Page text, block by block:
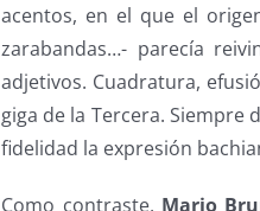
acentos, en el que el
zarabandas…- parecía
adjetivos. Cuadratura,
giga de la Tercera. Siempre
fidelidad la expresión
Como contraste, Mario